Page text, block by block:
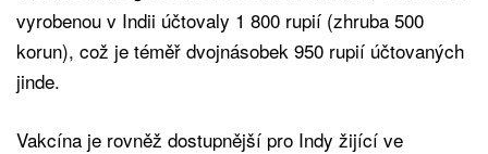
vyrobenou v Indii účtovaly 1 800 rupií (zhruba 500
korun), což je téměř dvojnásobek 950 rupií účtovaných
jinde.
Vakcína je rovněž dostupnější pro Indy žijící ve